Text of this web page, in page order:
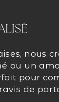
nous
ou un
pour
de